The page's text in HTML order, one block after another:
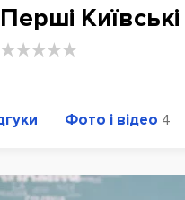
Перші
Фото і відео 4